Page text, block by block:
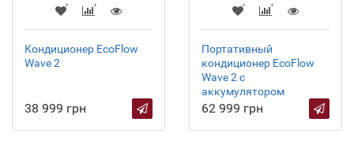
Кондиционер EcoFlow
Wave 2
38 999 грн
Портативный
кондиционер EcoFlow
Wave 2 с
аккумулятором
62 999 грн